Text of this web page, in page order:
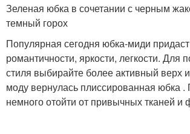
Зеленая юбка в сочетании с черным
темный горох
Популярная сегодня юбка-миди
романтичности, яркости, легкости. Для
стиля выбирайте более активный верх
моду вернулась плиссированная юбка .
немного отойти от привычных тканей и